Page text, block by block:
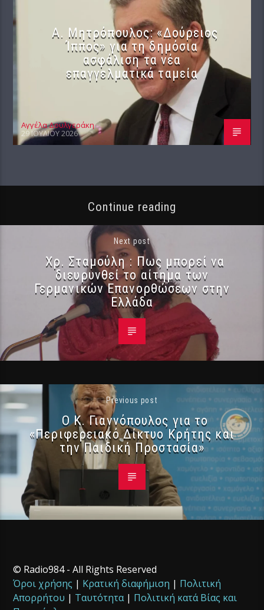
Α. Μητρόπουλος: «Δούρειος
Ίππος» για τη δημόσια
ασφάλιση τα νέα
επαγγελματικά ταμεία
Αγγέλα Δουλγεράκη
29 ΙΟΥΛΊΟΥ 2026
Continue reading
Next post
Χρ. Σταμούλη : Πως μπορεί να
διευρυνθεί το αίτημα των
Γερμανικών Επανορθώσεων στην
Ελλάδα
Previous post
Ο Κ. Γιαννόπουλος για το
«Περιφερειακό Δίκτυο Κρήτης και
την Παιδική Προστασία»
© Radio984 - All Rights Reserved
Όροι χρήσης | Κρατική διαφήμιση | Πολιτική
Απορρήτου | Ταυτότητα| Πολιτική κατά Βίας και